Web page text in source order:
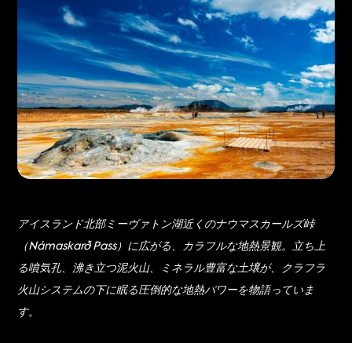
アイスランド北部ミーヴァトン湖近くのナウマスカールズ峠
（Námaskarð Pass）に広がる、カラフルな地熱景観。立ち上
る噴気孔、沸き立つ泥火山、ミネラル豊富な土壌が、クラフラ
火山システムの下に眠る圧倒的な地熱パワーを物語っていま
す。